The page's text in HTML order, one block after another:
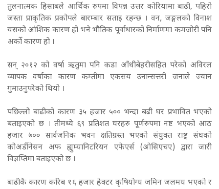
तुलनात्मक हिसाबले आर्थिक रुपमा विपन्न उत्तर कोरियामा बाढी, पहिरो
जस्ता प्राकृतिक प्रकोपले बारम्बार सताइ रहन्छ । वन, जङ्गलको विनाश
यसको आंशिक कारण हो भने भौतिक पूर्वाधारको निर्माणमा कमजोरी पनि
अर्को कारण हो ।
सन् २०१२ को वर्षा ऋतुमा पनि कडा आँधीबेहरीसहित परेको अविरल
व्यापक वर्षाका कारण कम्तीमा एकसय उनान्सत्तरी जनाले ज्यान
गुमाउनुपरेको थियो ।
पछिल्लो बाढीको कारण ३५ हजार ५०० भन्दा बढी घर प्रभावित भएको
बताइएको छ । तीमध्ये ६९ प्रतिशत घरहरु पूर्णरुपमा नष्ट भएको आठ
हजार ७०० सार्वजनिक भवन क्षतिग्रस्त भएको संयुक्त राष्ट्र संघको
कोअर्डीनेसन अफ ह्युम्यानिटरियन एफेएर्स (ओसिएचए) द्वारा जारी
विज्ञप्तिमा बताइएको छ ।
बाढीकैे कारण करिब १६ हजार हेक्टर कृषियोग्य जमिन जलमय भएको र